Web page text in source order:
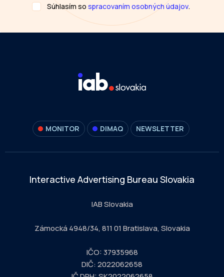
Súhlasím sospracovaním osobných údajov.
MONITOR DIMAQ NEWSLETTER
Interactive Advertising Bureau Slovakia
IAB Slovakia
Zámocká 4948/34, 811 01 Bratislava, Slovakia
IČO: 37935968
DIČ: 2022062658